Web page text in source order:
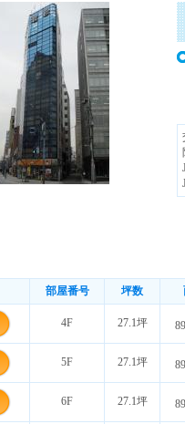
部屋番号 坪数
4F 27.1坪
5F 27.1坪
6F 27.1坪